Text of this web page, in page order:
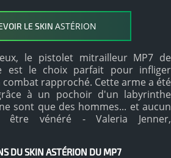
LE SKIN ASTÉRION
le pistolet mitrailleur MP7 de
est le choix parfait pour infliger
rapproché. Cette arme a été
à un pochoir d'un labyrinthe
sont que des hommes... et aucun
être vénéré - Valeria Jenner,
DU SKIN ASTÉRION DU MP7